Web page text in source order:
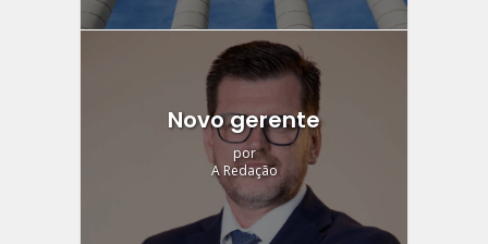
Novo gerente
por
A Redação